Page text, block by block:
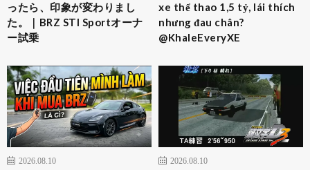
ったら、印象が変わりまし
た。｜BRZ STI Sportオーナ
ー試乗
xe thể thao 1,5 tỷ, lái thích
nhưng đau chân?
@KhaleEveryXE
2026.08.10 2026.08.10